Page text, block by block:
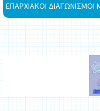
ΕΠΑΡΧΙΑΚΟΙ